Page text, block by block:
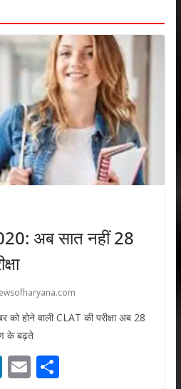
अब सात नहीं 28
होने वाली CLAT की परीक्षा अब 28
के बढ़ते
Li E S